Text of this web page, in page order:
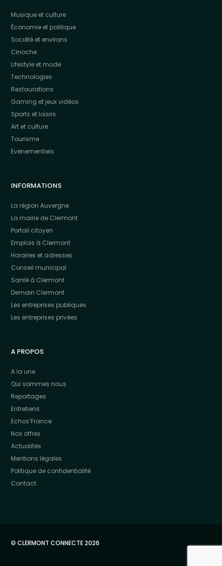
Musique et culture
Économie et politique
Société et environs
Cinoche
Lifestyle et mode
Technologies
Restaurations
Gaming et jeux vidéos
Sports et loisirs
Art et culture
Tourisme
Evénementiels
INFORMATIONS
La région Auvergne
La mairie de Clermont
Portail citoyen
Emplois à Clermont
Horaires et adresses
Conseil municipal
Santé à Clermont
Demain Clermont
Les entreprises publiques
Les entreprises privées
A PROPOS
A la une
Qui sommes nous
Reportages
Entretiens
Echos’France
Nos offres
Actualités
Mentions légales
Politique de confidentialité
Contact
© CLERMONT CONNECTE 2026